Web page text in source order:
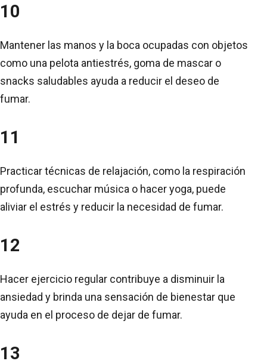
10
Mantener las manos y la boca ocupadas con objetos
como una pelota antiestrés, goma de mascar o
snacks saludables ayuda a reducir el deseo de
fumar.
11
Practicar técnicas de relajación, como la respiración
profunda, escuchar música o hacer yoga, puede
aliviar el estrés y reducir la necesidad de fumar.
12
Hacer ejercicio regular contribuye a disminuir la
ansiedad y brinda una sensación de bienestar que
ayuda en el proceso de dejar de fumar.
13